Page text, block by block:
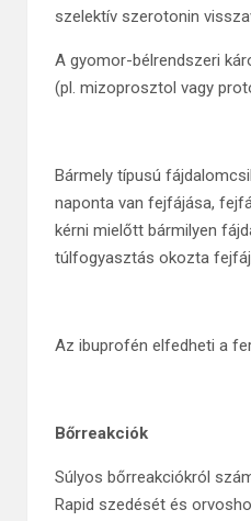
szelektív szerotonin
A gyomor-bélrendszeri
(pl. mizoprosztol vagy
Bármely típusú
naponta van fejfájása,
kérni mielőtt bármilyen
túlfogyasztás okozta
Az ibuprofén elfedheti a
Bőrreakciók
Súlyos bőrreakciókról
Rapid szedését és